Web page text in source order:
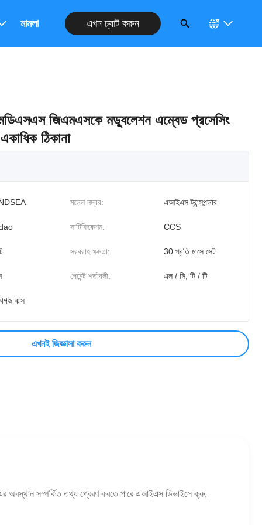
মামলা এখন চ্যাট করুন
জিএমএসকে মড্যুলেশন এম্বেড প্রসেসিং
ঠিকানা
মডেল নম্বর: এআইএস ট্রান্সপন্ডার
সার্টিফিকেশন: CCS
সরবরাহ ক্ষমতা: 30 প্রতি মাসে সেট
পেমেন্ট শর্তাবলী: এল / সি, টি / টি
বাক্স
এখনই জিজ্ঞাসা করুন
এর অবস্থান সম্পর্কিত তথ্য প্রেরণ করতে পারে এআইএস ডিভাইসে ক্রু,